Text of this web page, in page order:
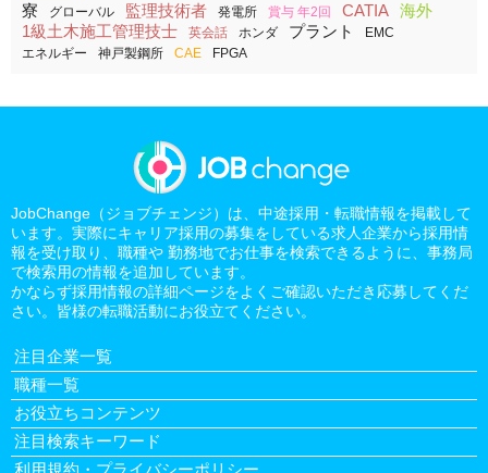
寮 グローバル 監理技術者 発電所 賞与 年2回 CATIA 海外
1級土木施工管理技士
英会話 ホンダ プラント
EMC
エネルギー
神戸製鋼所 CAE FPGA
JobChange（ジョブチェンジ）は、中途採用・転職情報を掲載して
います。実際にキャリア採用の募集をしている求人企業から採用情
報を受け取り、職種や 勤務地でお仕事を検索できるように、事務局
で検索用の情報を追加しています。
かならず採用情報の詳細ページをよくご確認いただき応募してくだ
さい。皆様の転職活動にお役立てください。
注目企業一覧
職種一覧
お役立ちコンテンツ
注目検索キーワード
利用規約・プライバシーポリシー